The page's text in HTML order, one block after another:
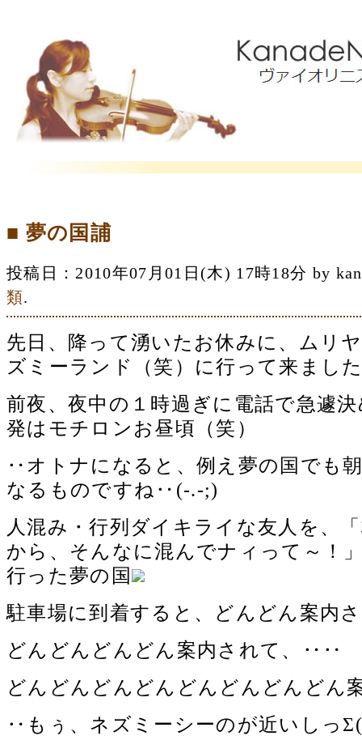
■ 夢の国誧
投稿日：2010年07月01日(木) 17時18分 by
類.
先日、降って湧いたお休みに、ムリ
ズミーランド（笑）に行って来まし
前夜、夜中の１時過ぎに電話で急遽
発はモチロンお昼頃（笑）
‥オトナになると、例え夢の国でも
なるものですね‥(-.-;)
人混み・行列ダイキライな友人を、
から、そんなに混んでナィって～！
行った夢の国
駐車場に到着すると、どんどん案内
どんどんどんどん案内されて、‥‥
どんどんどんどんどんどんどんど
‥もぅ、ネズミーシーのが近いしっ